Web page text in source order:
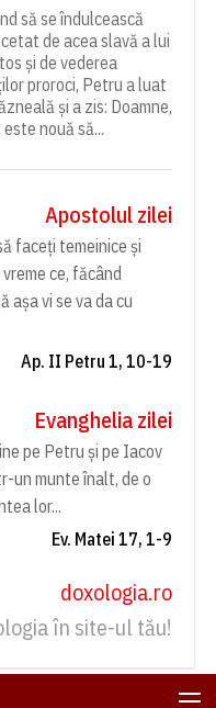
să se îndulcească
de acea slavă a lui
și de vederea
proroci, Petru a luat
și a zis: Doamne,
este nouă să...
Apostolul zilei
faceți temeinice și
ce, făcând
așa vi se va da cu
Ap. II Petru 1, 10-19
Evanghelia zilei
pe Petru și pe Iacov
un munte înalt, de o
lor...
Ev. Matei 17, 1-9
doxologia.ro
în site-ul tău!